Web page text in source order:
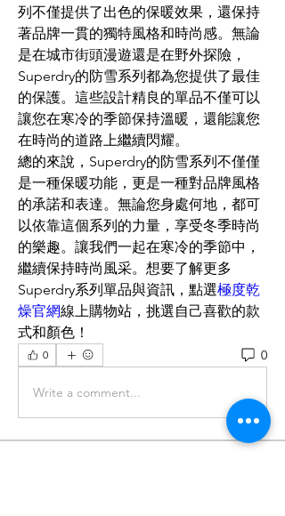
列不僅提供了出色的保暖效果，還保持
著品牌一貫的獨特風格和時尚感。無論
是在城市街頭漫遊還是在野外探險，
Superdry的防雪系列都為您提供了最佳
的保護。這些設計精良的單品不僅可以
讓您在寒冷的季節保持溫暖，還能讓您
在時尚的道路上繼續閃耀。
總的來說，Superdry的防雪系列不僅僅
是一種保暖功能，更是一種對品牌風格
的承諾和表達。無論您身處何地，都可
以依靠這個系列的力量，享受冬季時尚
的樂趣。讓我們一起在寒冷的季節中，
繼續保持時尚風采。想要了解更多
Superdry系列單品與資訊，點選極度乾
燥官網線上購物站，挑選自己喜歡的款
式和顏色！
0 0
Write a comment...